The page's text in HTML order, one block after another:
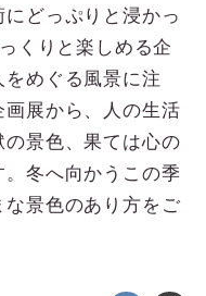
どっぷりと浸かっ
くりと楽しめる企
めぐる風景に注
展から、人の生活
景色、果ては心の
冬へ向かうこの季
景色のあり方をご